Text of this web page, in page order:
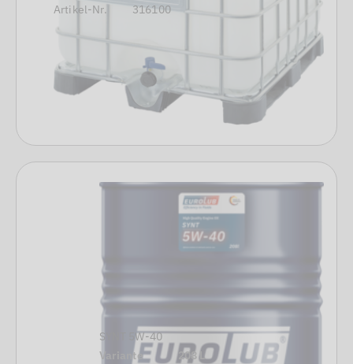
Artikel-Nr.
316100
SYNT 5W-40
Variante
208 L